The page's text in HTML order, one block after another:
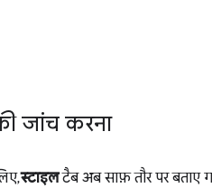
जांच करना
स्टाइलटैब अब साफ़ तौर पर बताए